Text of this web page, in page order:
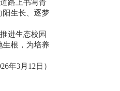
路上书写青
阳生长、逐梦
进生态校园
生根，为培养
年3月 1 2 日）